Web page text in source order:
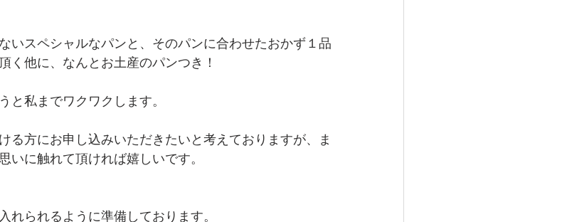
いスペシャルなパンと、そのパンに合わせたおかず１品
く他に、なんとお土産のパンつき！
と私までワクワクします。
る方にお申し込みいただきたいと考えておりますが、ま
に触れて頂ければ嬉しいです。
られるように準備しております。